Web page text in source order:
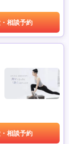
相談予約
相談予約